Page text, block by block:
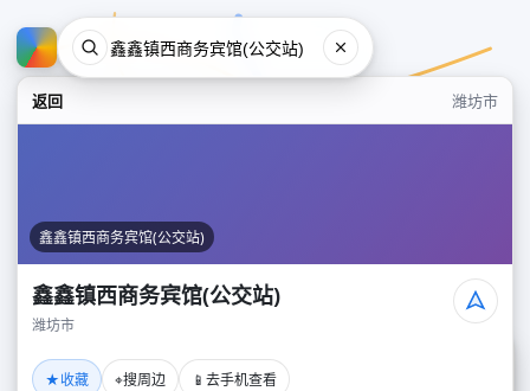
返回 潍坊市
鑫鑫镇西商务宾馆(公交站)
鑫鑫镇西商务宾馆(公交站)
潍坊市
★收藏 ⌖搜周边 📱 去手机查看